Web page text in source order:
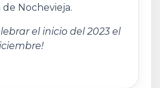
Nochevieja.
el inicio del 2023 el